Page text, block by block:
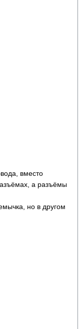
вместо
а разъёмы
но в другом